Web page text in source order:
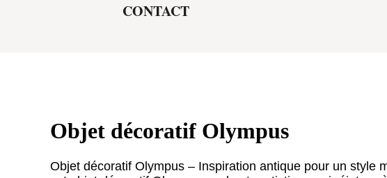
CONTACT
Objet décoratif Olympus
Objet décoratif Olympus – Inspiration antique pour un